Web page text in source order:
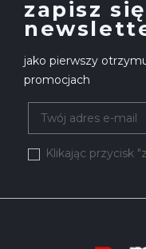
zapisz
jako pierwszy
promocjach
Klikając przycisk